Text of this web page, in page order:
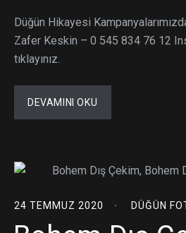
Düğün Hikayesi
Zafer Keskin – 0 545 834 76 12
tıklayınız.
DEVAMINI OKU
24 TEMMUZ 2020 DÜĞÜN